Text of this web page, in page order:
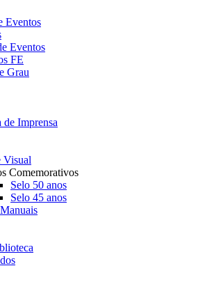
Eventos
Eventos
FE
Grau
de Imprensa
Visual
Comemorativos
Selo 50 anos
Selo 45 anos